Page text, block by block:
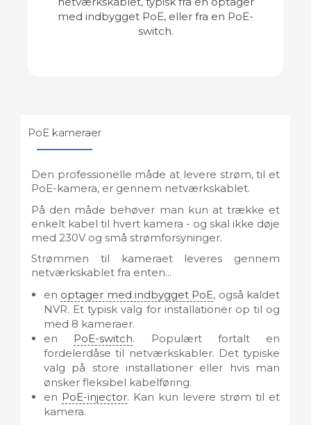
med indbygget PoE, eller fra en PoE-
switch.
PoE kameraer
Den professionelle måde at levere strøm, til et
PoE-kamera, er gennem netværkskablet.
På den måde behøver man kun at trække et
enkelt kabel til hvert kamera - og skal ikke døje
med 230V og små strømforsyninger.
Strømmen til kameraet leveres gennem
netværkskablet fra enten...
en optager med indbygget PoE, også kaldet
NVR. Et typisk valg for installationer op til og
med 8 kameraer.
en PoE-switch. Populært fortalt en
fordelerdåse til netværkskabler. Det typiske
valg på store installationer eller hvis man
ønsker fleksibel kabelføring.
en PoE-injector. Kan kun levere strøm til et
kamera.